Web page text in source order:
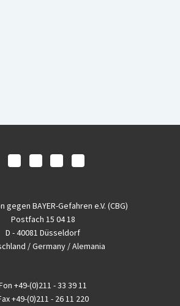
gegen BAYER-Gefahren e.V. (CBG)
Postfach 15 04 18
D - 40081 Düsseldorf
/ Germany / Alemania
+49-(0)211 - 33 39 11
+49-(0)211 - 26 11 220